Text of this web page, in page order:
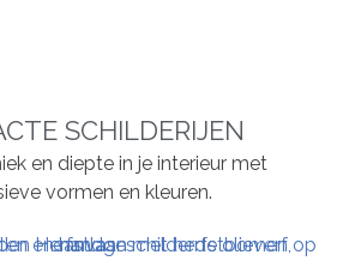
SCHILDERIJEN
en diepte in je interieur met
vormen en kleuren.